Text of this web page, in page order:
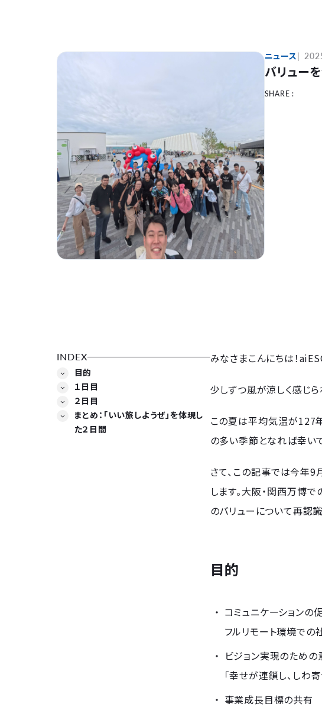
ニュース
バリュー
SHARE :
INDEX
目的
１日目
２日目
まとめ：「いい旅しようぜ」を体現し
た２日間
みなさまこんにちは！
少しずつ風が涼しく感じら
この夏は平均気温が127
の多い季節となれば幸いで
さて、この記事では今年9
します。大阪・関西万博
のバリューについて再認
目的
コミュニケーションの
フルリモート環境で
ビジョン実現のため
「幸せが連鎖し、しわ
事業成長目標の共有